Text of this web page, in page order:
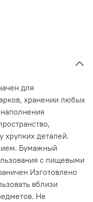
для
хранении любых
хрупких деталей.
Бумажный
с пищевыми
Изготовлено
вблизи
Не